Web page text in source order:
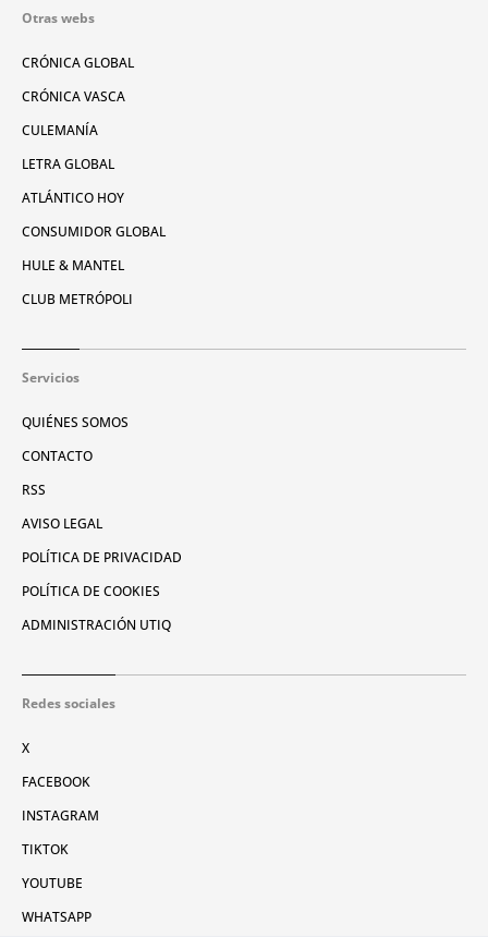
Otras webs
CRÓNICA GLOBAL
CRÓNICA VASCA
CULEMANÍA
LETRA GLOBAL
ATLÁNTICO HOY
CONSUMIDOR GLOBAL
HULE & MANTEL
CLUB METRÓPOLI
Servicios
QUIÉNES SOMOS
CONTACTO
RSS
AVISO LEGAL
POLÍTICA DE PRIVACIDAD
POLÍTICA DE COOKIES
ADMINISTRACIÓN UTIQ
Redes sociales
X
FACEBOOK
INSTAGRAM
TIKTOK
YOUTUBE
WHATSAPP